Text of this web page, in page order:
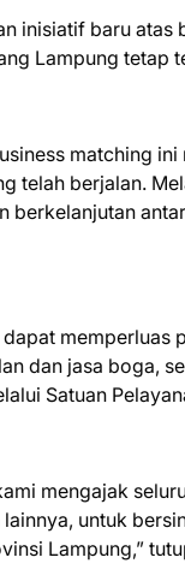
inisiatif baru
Lampung tetap
matching
telah berjalan.
berkelanjutan
dan jasa boga,
Satuan
mengajak
untuk
Lampung,”